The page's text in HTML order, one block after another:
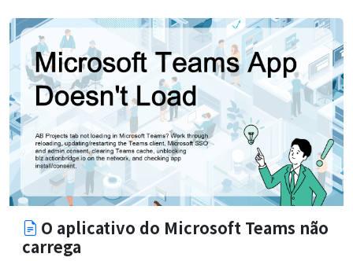
O aplicativo do Microsoft Teams não
carrega